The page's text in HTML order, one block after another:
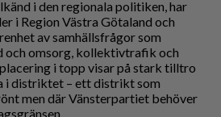
i den regionala politiken, har
i Region Västra Götaland och
av samhällsfrågor som
och omsorg, kollektivtrafik och
i topp visar på stark tilltro
i distriktet – ett distrikt som
men där Vänsterpartiet behöver